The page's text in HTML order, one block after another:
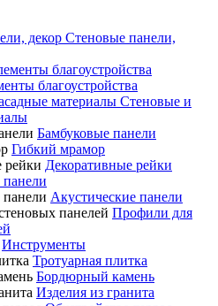
Стеновые панели,
благоустройства
Стеновые и
Бамбуковые панели
Гибкий мрамор
Декоративные рейки
Акустические панели
Профили для
Инструменты
Тротуарная плитка
Бордюрный камень
Изделия из гранита